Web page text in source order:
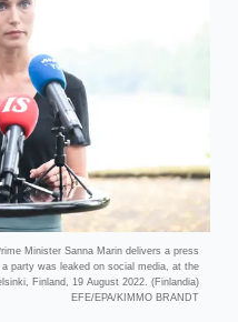
Minister Sanna Marin delivers a press
party was leaked on social media, at the
Finland, 19 August 2022. (Finlandia)
EFE/EPA/KIMMO BRANDT